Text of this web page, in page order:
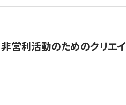
非営利活動のためのクリエ